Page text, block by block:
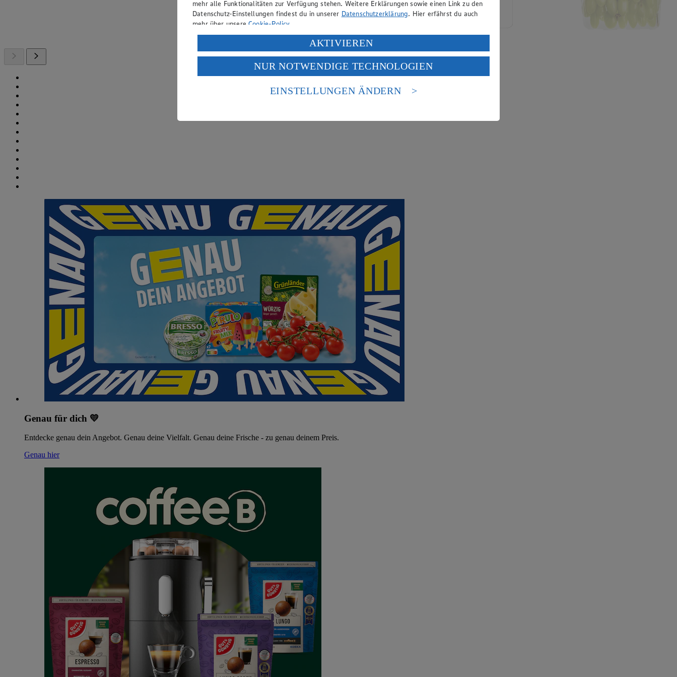
Genau für dich 💛
Entdecke genau dein Angebot. Genau deine Vielfalt. Genau deine Frische - zu genau deinem Preis.
Genau hier
mehr alle Funktionalitäten zur Verfügung stehen. Weitere Erklärungen sowie einen Link zu den
Datenschutz-Einstellungen findest du in unserer Datenschutzerklärung. Hier erfährst du auch
mehr über unsereCookie-Policy.
Verarbeitung deiner personenbezogenen Daten in den USA durch Facebook und YouTube:
Wenn du auf „Aktivieren“ klickst, willigst du im Sinne des Art. 49 Abs. 1 Satz 1 lit. a) DSGVO
ein, dass deine Daten in den USA verarbeitet werden. Der EuGH sieht die USA als Land mit
einem nach europäischen Standards nicht angemessenen Datenschutzniveau an. Es besteht das
Risiko eines Zugriffs durch US-amerikanische Behörden.
AKTIVIEREN
NUR NOTWENDIGE TECHNOLOGIEN
EINSTELLUNGEN ÄNDERN